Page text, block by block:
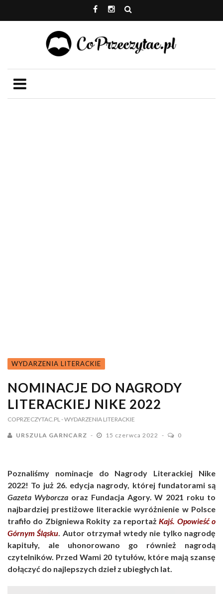
WYDARZENIA LITERACKIE
NOMINACJE DO NAGRODY
LITERACKIEJ NIKE 2022
COPRZECZYTAC.PL - WYDARZENIA LITERACKIE
URSZULA GARNCARZ 15 czerwca 2022 0
Poznaliśmy nominacje do Nagrody Literackiej Nike
2022! To już 26. edycja nagrody, której fundatorami są
Gazeta Wyborczaoraz Fundacja Agory. W 2021 roku to
najbardziej prestiżowe literackie wyróżnienie w Polsce
trafiło do Zbigniewa Rokity za reportażKajś. Opowieść o
Górnym Śląsku. Autor otrzymał wtedy nie tylko nagrodę
kapituły, ale uhonorowano go również nagrodą
czytelników. Przed Wami 20 tytułów, które mają szansę
dołączyć do najlepszych dzieł z ubiegłych lat.